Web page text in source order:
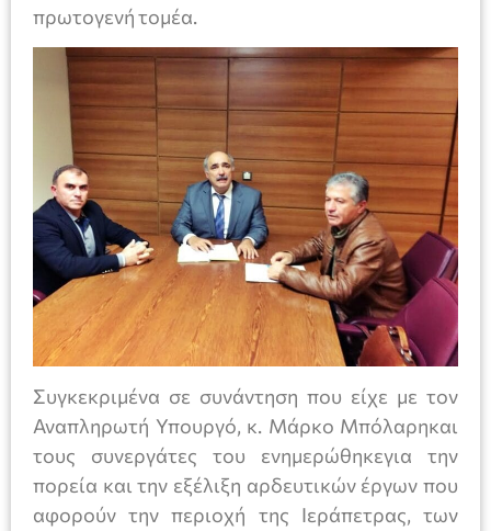
πρωτογενή τομέα.
Συγκεκριμένα σε συνάντηση που είχε με τον
Αναπληρωτή Υπουργό, κ. Μάρκο Μπόλαρηκαι
τους συνεργάτες του ενημερώθηκεγια την
πορεία και την εξέλιξη αρδευτικών έργων που
αφορούν την περιοχή της Ιεράπετρας, των